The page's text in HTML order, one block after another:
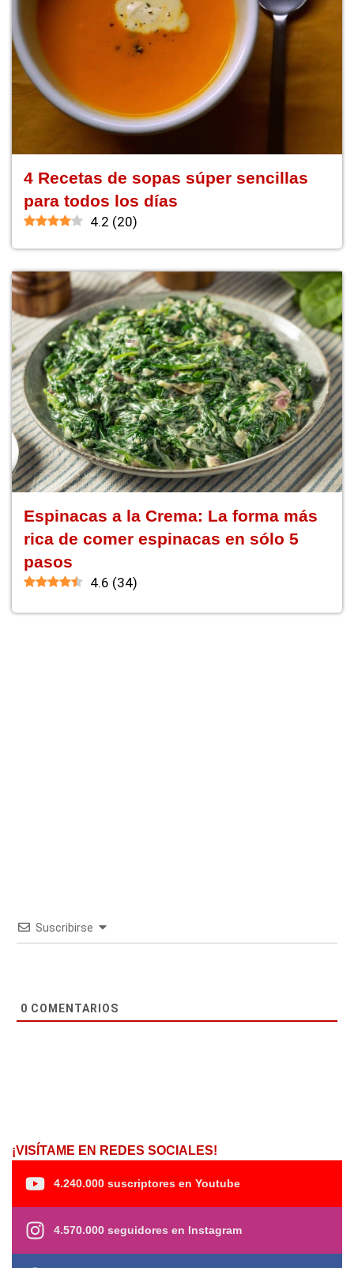
4 Recetas de sopas súper sencillas
para todos los días
4.2 (20)
Espinacas a la Crema: La forma más
rica de comer espinacas en sólo 5
pasos
4.6 (34)
Suscribirse
0 COMENTARIOS
¡VISÍTAME EN REDES SOCIALES!
4.240.000 suscriptores en Youtube
4.570.000 seguidores en Instagram